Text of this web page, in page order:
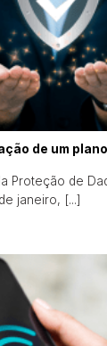
de um
Proteção de
janeiro, [...]